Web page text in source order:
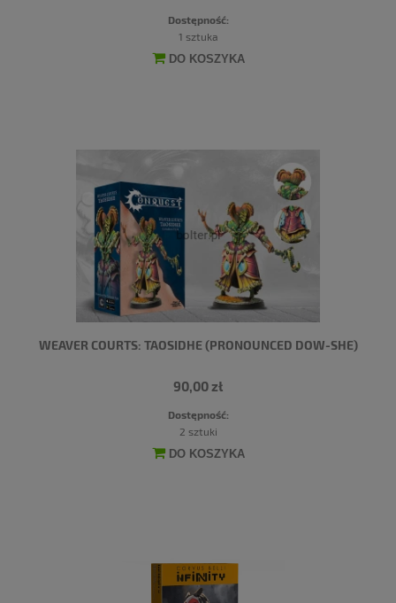
Dostępność:
1 sztuka
DO KOSZYKA
WEAVER COURTS: TAOSIDHE (PRONOUNCED DOW-SHE)
90,00 zł
Dostępność:
2 sztuki
DO KOSZYKA